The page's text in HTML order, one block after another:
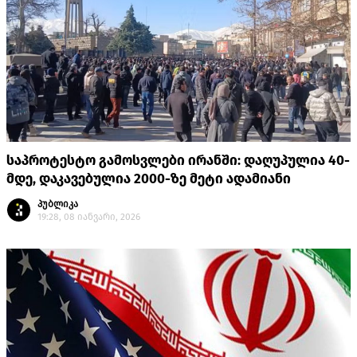
საპროტესტო გამოსვლები ირანში: დაღუპულია 40-
მდე, დაკავებულია 2000-ზე მეტი ადამიანი
პუბლიკა
19:28, 08 იანვარი, 2026